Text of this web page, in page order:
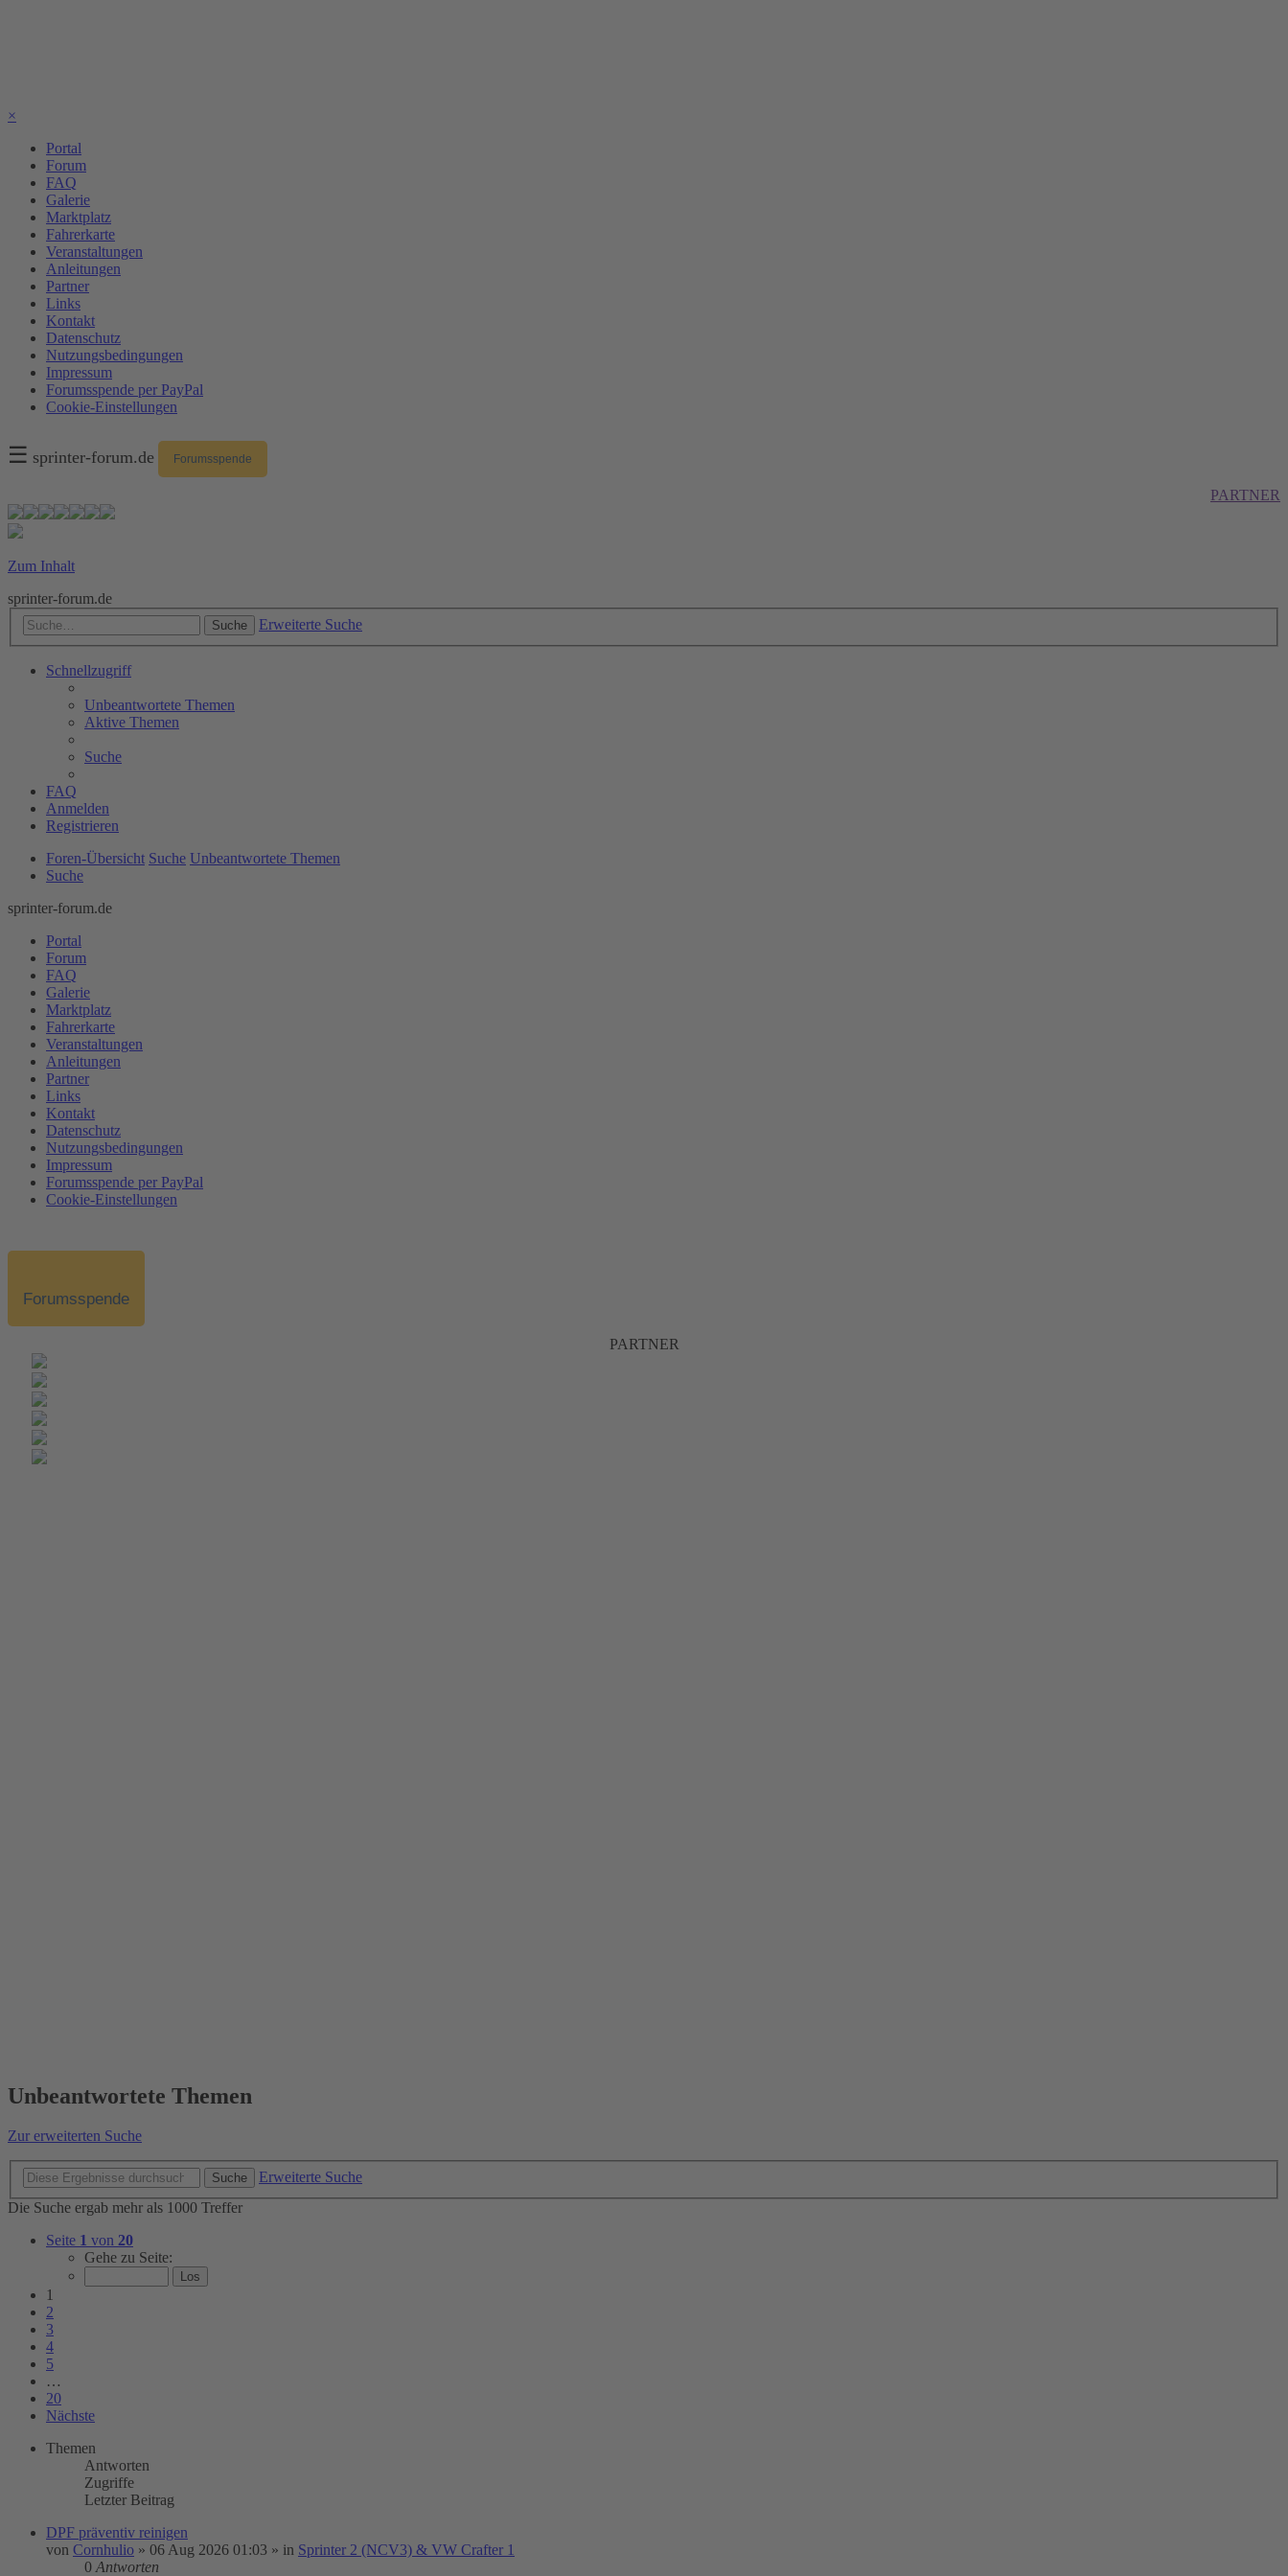
×
Portal
Forum
FAQ
Galerie
Marktplatz
Fahrerkarte
Veranstaltungen
Anleitungen
Partner
Links
Kontakt
Datenschutz
Nutzungsbedingungen
Impressum
Forumsspende per PayPal
Cookie-Einstellungen
☰ sprinter-forum.de Forumsspende
PARTNER
Zum Inhalt
sprinter-forum.de
Suche Erweiterte Suche
Schnellzugriff
Unbeantwortete Themen
Aktive Themen
Suche
FAQ
Anmelden
Registrieren
Foren-Übersicht Suche Unbeantwortete Themen
Suche
sprinter-forum.de
Portal
Forum
FAQ
Galerie
Marktplatz
Fahrerkarte
Veranstaltungen
Anleitungen
Partner
Links
Kontakt
Datenschutz
Nutzungsbedingungen
Impressum
Forumsspende per PayPal
Cookie-Einstellungen
Forumsspende
PARTNER
Unbeantwortete Themen
Zur erweiterten Suche
Suche
Erweiterte Suche
Die Suche ergab mehr als 1000 Treffer
Seite 1 von 20
Gehe zu Seite:
1
2
3
4
5
…
20
Nächste
Themen
Antworten
Zugriffe
Letzter Beitrag
DPF präventiv reinigen
von Cornhulio » 06 Aug 2026 01:03 » in Sprinter 2 (NCV3) & VW Crafter 1
0 Antworten